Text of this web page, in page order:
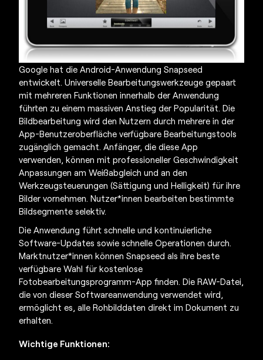
Google hat die Android-Anwendung Snapseed
entwickelt. Universelle Bearbeitungswerkzeuge gepaart
mit mehreren Funktionen innerhalb der Anwendung
führten zu einem massiven Anstieg der Popularität. Die
Bildbearbeitung wird den Nutzern durch mehrere in der
App-Benutzeroberfläche verfügbare Bearbeitungstools
zugänglich gemacht. Anfänger, die diese App
verwenden, können mit professioneller Geschwindigkeit
Anpassungen am Weißabgleich und an den
Werkzeugsteuerungen (Sättigung und Helligkeit) für ihre
Bilder vornehmen. Nutzer*innen bearbeiten bestimmte
Bildsegmente selektiv.
Die Anwendung führt schnelle und kontinuierliche
Software-Updates sowie schnelle Operationen durch.
Marktnutzer*innen können Snapseed als ihre beste
verfügbare Wahl für kostenlose
Fotobearbeitungsprogramm-App finden. Die RAW-Datei,
die von dieser Softwareanwendung verwendet wird,
ermöglicht es, alle Rohbilddaten direkt im Dokument zu
erhalten.
Wichtige Funktionen: